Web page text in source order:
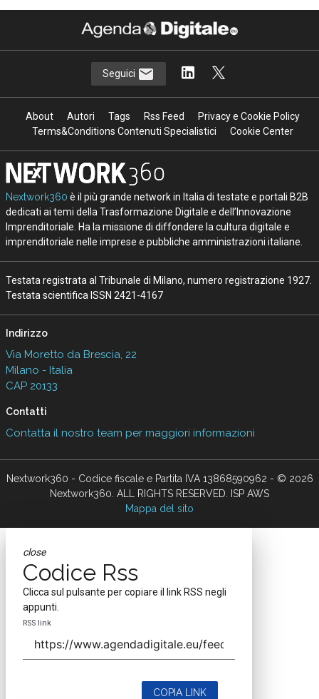
Seguici
About Autori Tags Rss Feed
Privacy e Cookie Policy
Terms&Conditions Contenuti Specialistici
Cookie Center
Nextwork360 è il più grande network in Italia di testate e portali B2B
dedicati ai temi della Trasformazione Digitale e dell’Innovazione
Imprenditoriale. Ha la missione di diffondere la cultura digitale e
imprenditoriale nelle imprese e pubbliche amministrazioni italiane.
Testata registrata al Tribunale di Milano, numero registrazione 1927.
Testata scientifica ISSN 2421-4167
Indirizzo
Via Moretto da Brescia, 22
Milano - Italia
CAP 20133
Contatti
Contatta il nostro team per maggiori informazioni
Nextwork360 - Codice fiscale e Partita IVA 13868590962 - © 2026
Nextwork360. ALL RIGHTS RESERVED. ISP AWS
Mappa del sito
close
Codice Rss
Clicca sul pulsante per copiare il link RSS negli
appunti.
RSS link
COPIA LINK